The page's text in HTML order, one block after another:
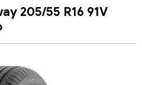
205/55 R16 91V